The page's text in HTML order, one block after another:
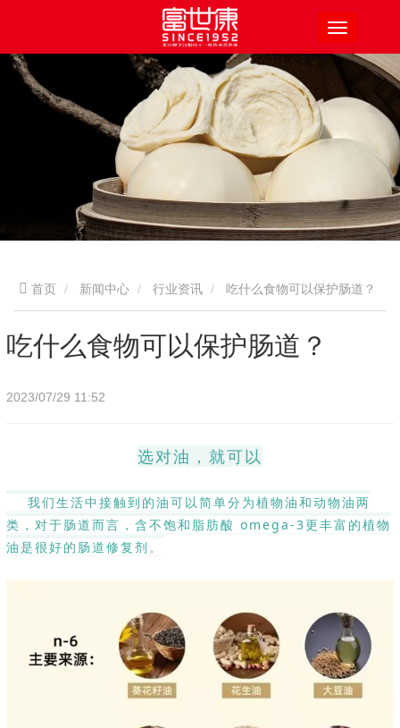
首页 新闻中心 行业资讯 吃什么食物可以保护肠道？
吃什么食物可以保护肠道？
2023/07/29 11:52
选对油，就可以
我们生活中接触到的油可以简单分为植物油和动物油两
类，对于肠道而言，含不饱和脂肪酸 omega-3更丰富的植物
油是很好的肠道修复剂。